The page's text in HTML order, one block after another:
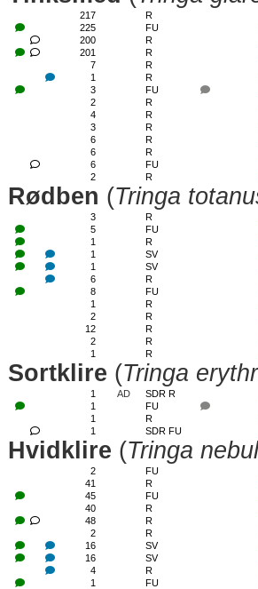
217 R
225
FU
200
R
201
R
7
R
1
R
3
FU
2
R
4
R
3
R
6
R
6
R
6
FU
2
R
Rødben (Tringa
3 R
5
FU
1
R
1
SV
1
SV
6
R
8
FU
1
R
2
R
12
R
2
R
1
R
Sortklire (Tringa
1 AD SDR R
1
FU
1
R
1
SDR FU
Hvidklire (Tringa
2 FU
41
R
45
FU
40
R
48
R
2
R
16
SV
16
SV
4
R
1
FU